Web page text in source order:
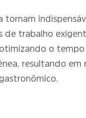
tornam
de trabalho
o tempo
resultando em